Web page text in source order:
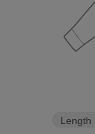
Length